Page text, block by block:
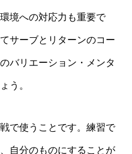
境への対応力も重要で
サーブとリターンのコー
バリエーション・メンタ
う。
で使うことです。練習で
自分のものにすることが